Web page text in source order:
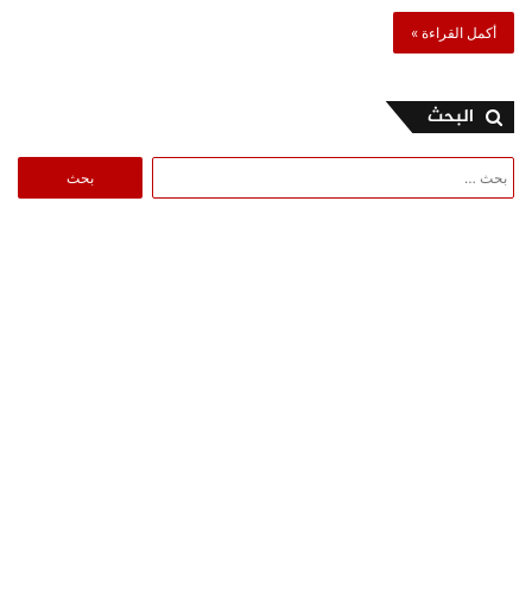
أكمل القراءة »
البحث
عن: